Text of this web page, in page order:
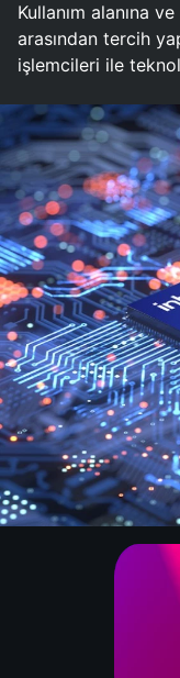
Kullanım alanına
arasından tercih
işlemcileri ile